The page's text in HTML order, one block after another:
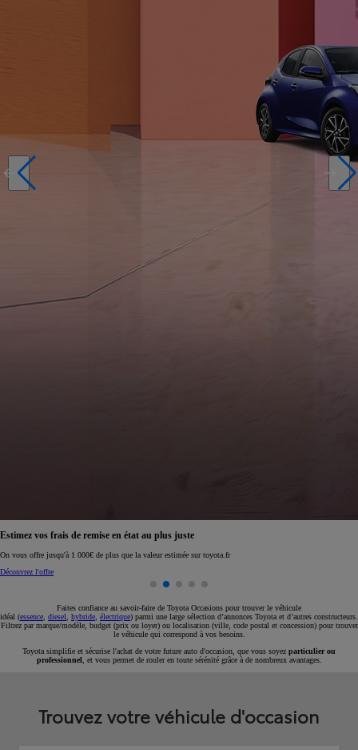
au plus juste
la valeur estimée sur toyota.fr
Faites confiance au savoir-faire de Toyota Occasions pour trouver le véhicule
idéal (essence diesel hybride électrique) parmi une large sélection d’annonces Toyota et d’autres constructeurs.
Filtrez par marque/modèle, budget (prix ou loyer) ou localisation (ville, code postal et concession) pour trouver
le véhicule qui correspond à vos besoins.
Toyota simplifie et sécurise l'achat de votre future auto d'occasion, que vous soyez particulier ou
professionnel , et vous permet de rouler en toute sérénité grâce à de nombreux avantages.
Trouvez votre véhicule d'occasion